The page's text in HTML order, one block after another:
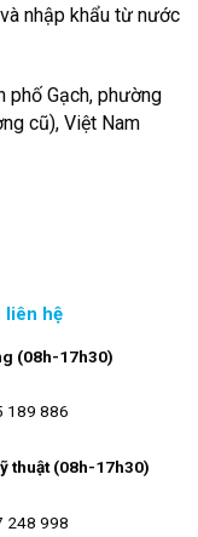
nhập khẩu từ nước
Gạch, phường
cũ), Việt Nam
liên hệ
(08h-17h30)
189 886
thuật (08h-17h30)
248 998